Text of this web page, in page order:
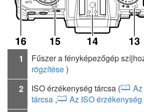
1 Fűszer a fényképezőgép
rögzítése)
2
ISO érzékenység tárcsa (
tárcsa , Az ISO